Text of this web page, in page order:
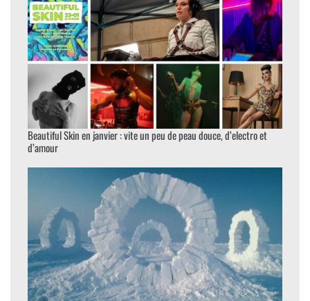
Beautiful Skin en janvier : vite un peu de peau douce, d’electro et
d’amour